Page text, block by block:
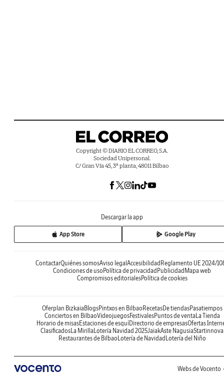
Copyright © DIARIO EL CORREO, S.A.
Sociedad Unipersonal.
C/ Gran Vía 45, 3ª planta, 48011 Bilbao
Descargar la app
App Store Google Play
ContactarQuiénes somosAviso legal Accesibilidad Reglamento UE 2024/
Condiciones de uso Política de privacidad Publicidad Mapa web
Compromisos editorialesPolítica de cookies
Oferplan Bizkaia BlogsPintxos en Bilbao RecetasDe tiendasPasatiempos
Conciertos en BilbaoVideojuegosFestivalesPuntos de venta La Tienda
Horario de misasEstaciones de esquíDirectorio de empresasOfertas
Clasificados La Mirilla Lotería Navidad 2025JaiakAste NagusiaStartinnova
Restaurantes de Bilbao Lotería de Navidad Lotería del Niño
Webs de Vocento